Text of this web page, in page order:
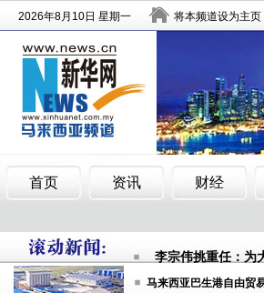
中国游客马来西
李宗伟挑重任：
中国游客马来西亚
马来西亚巴生港自由贸